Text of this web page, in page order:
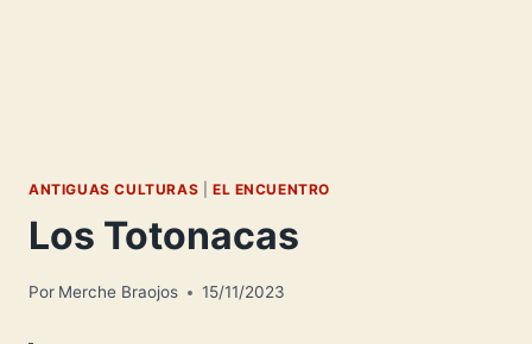
ANTIGUAS CULTURAS EL ENCUENTRO
Los Totonacas
Por Merche Braojos 15/11/2023